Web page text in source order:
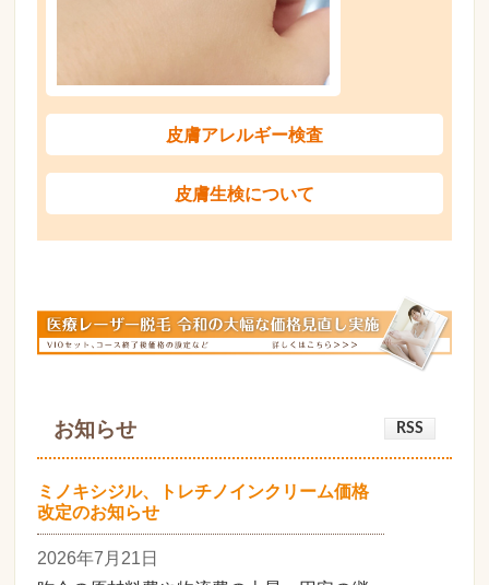
皮膚アレルギー検査
皮膚生検について
お知らせ RSS
ミノキシジル、トレチノインクリーム価格
改定のお知らせ
2026年7月21日